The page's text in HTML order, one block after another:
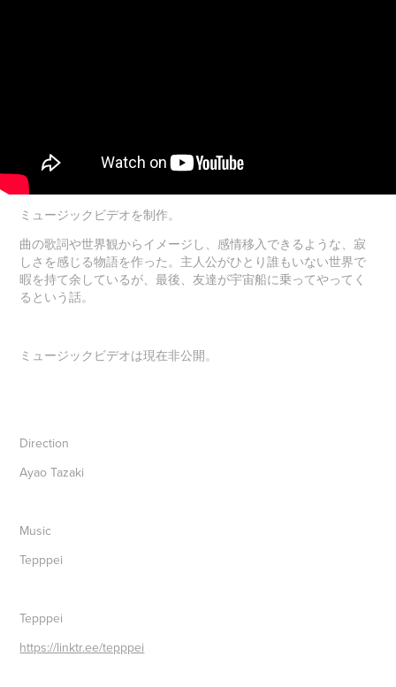
ミュージックビデオを制作。
曲の歌詞や世界観からイメージし、感情移入できるような、寂
しさを感じる物語を作った。主人公がひとり誰もいない世界で
暇を持て余しているが、最後、友達が宇宙船に乗ってやってく
るという話。
ミュージックビデオは現在非公開。
Direction
Ayao Tazaki
Music
Tepppei
Tepppei
https://linktr.ee/tepppei